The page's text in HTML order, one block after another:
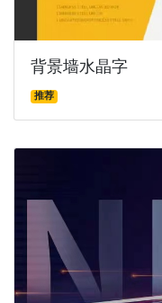
背景墙水晶字
推荐